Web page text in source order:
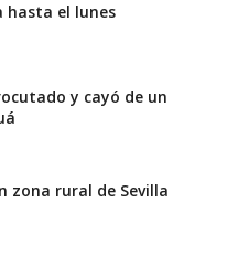
hasta el lunes
y cayó de un
zona rural de Sevilla